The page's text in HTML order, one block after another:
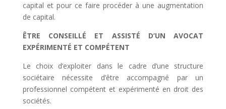
capital et pour ce faire procéder à une augmentation
de capital.
ÊTRE CONSEILLÉ ET ASSISTÉ D’UN AVOCAT
EXPÉRIMENTÉ ET COMPÉTENT
Le choix d’exploiter dans le cadre d’une structure
sociétaire nécessite d’être accompagné par un
professionnel compétent et expérimenté en droit des
sociétés.